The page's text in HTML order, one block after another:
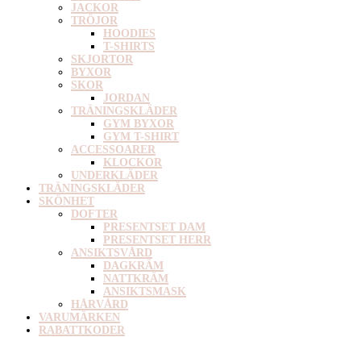
JACKOR
TRÖJOR
HOODIES
T-SHIRTS
SKJORTOR
BYXOR
SKOR
JORDAN
TRÄNINGSKLÄDER
GYM BYXOR
GYM T-SHIRT
ACCESSOARER
KLOCKOR
UNDERKLÄDER
TRÄNINGSKLÄDER
SKÖNHET
DOFTER
PRESENTSET DAM
PRESENTSET HERR
ANSIKTSVÅRD
DAGKRÄM
NATTKRÄM
ANSIKTSMASK
HÅRVÅRD
VARUMÄRKEN
RABATTKODER